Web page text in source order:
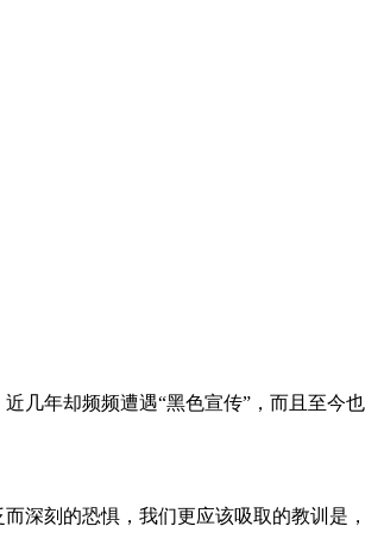
几年却频频遭遇“黑色宣传”，而且至今也
深刻的恐惧，我们更应该吸取的教训是